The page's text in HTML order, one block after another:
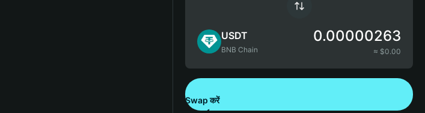
USDT
BNB Chain
0.00000263
≈ $0.00
Swap करें